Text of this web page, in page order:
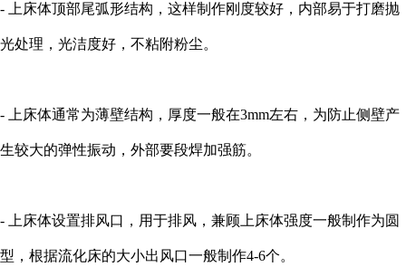
- 上床体顶部尾弧形结构，这样制作刚度较好，内部易于打磨抛
光处理，光洁度好，不粘附粉尘。
- 上床体通常为薄壁结构，厚度一般在3mm左右，为防止侧壁产
生较大的弹性振动，外部要段焊加强筋。
- 上床体设置排风口，用于排风，兼顾上床体强度一般制作为圆
型，根据流化床的大小出风口一般制作4-6个。